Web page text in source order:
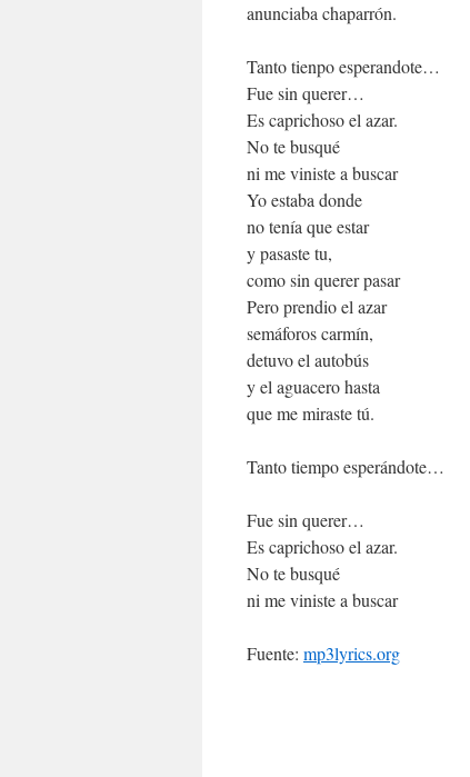
anunciaba chaparrón.
Tanto tienpo esperandote…
Fue sin querer…
Es caprichoso el azar.
No te busqué
ni me viniste a buscar
Yo estaba donde
no tenía que estar
y pasaste tu,
como sin querer pasar
Pero prendio el azar
semáforos carmín,
detuvo el autobús
y el aguacero hasta
que me miraste tú.
Tanto tiempo esperándote…
Fue sin querer…
Es caprichoso el azar.
No te busqué
ni me viniste a buscar
Fuente: mp3lyrics.org